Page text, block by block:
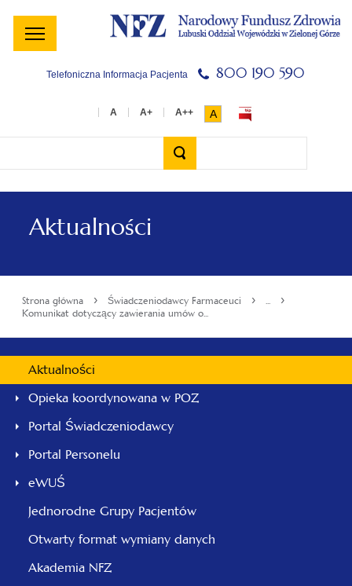
Menu
główne
Menu
lewe
Treść
główna
Szukaj
w
serwisie
Stopka
Telefoniczna Informacja Pacjenta 800 190 590
A
Aktualności
Strona główna › Świadczeniodawcy Farmaceuci › ... ›
Komunikat dotyczący zawierania umów o...
Aktualności
Opieka koordynowana w POZ
Portal Świadczeniodawcy
Portal Personelu
eWUŚ
Jednorodne Grupy Pacjentów
Otwarty format wymiany danych
Akademia NFZ